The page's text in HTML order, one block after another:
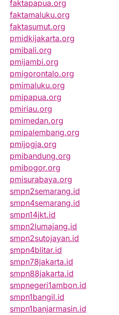
faktapapua.org
faktamaluku.org
faktasumut.org
pmidkijakarta.org
pmibali.org
pmijambi.org
pmigorontalo.org
pmimaluku.org
pmipapua.org
pmiriau.org
pmimedan.org
pmipalembang.org
pmijogja.org
pmibandung.org
pmibogor.org
pmisurabaya.org
smpn2semarang.id
smpn4semarang.id
smpn14jkt.id
smpn2lumajang.id
smpn2sutojayan.id
smpn4blitar.id
smpn78jakarta.id
smpn88jakarta.id
smpnegeri1ambon.id
smpn1bangil.id
smpn1banjarmasin.id